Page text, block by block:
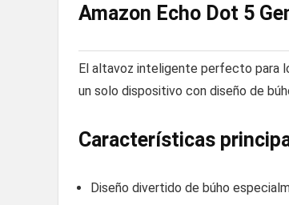
Amazon Echo Dot 5
El altavoz inteligente perfecto para
un solo dispositivo con diseño de
Características
Diseño divertido de búho